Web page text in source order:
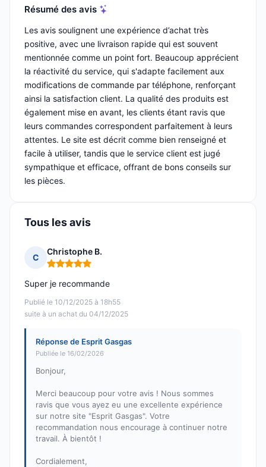
Résumé des avis
Les avis soulignent une expérience d’achat très
positive, avec une livraison rapide qui est souvent
mentionnée comme un point fort. Beaucoup apprécient
la réactivité du service, qui s'adapte facilement aux
modifications de commande par téléphone, renforçant
ainsi la satisfaction client. La qualité des produits est
également mise en avant, les clients étant ravis que
leurs commandes correspondent parfaitement à leurs
attentes. Le site est décrit comme bien renseigné et
facile à utiliser, tandis que le service client est jugé
sympathique et efficace, offrant de bons conseils sur
les pièces.
Tous les avis
C
Christophe B.
Note : 5 sur 5
Publié le 10/12/2025 à 18h55
suite à un achat du 04/12/2025
Super je recommande
Réponse de Esprit Gasgas
Publiée le 16/02/2026
Bonjour,
Merci beaucoup pour votre avis ! Nous sommes
ravis que vous ayez eu une excellente expérience
sur notre site "Esprit Gasgas". Votre
recommandation nous encourage à continuer notre
travail. À bientôt !
Cordialement,